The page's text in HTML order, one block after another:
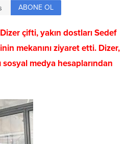
ABONE OL
çifti, yakın dostları Sedef
mekanını ziyaret etti. Dizer,
medya hesaplarından